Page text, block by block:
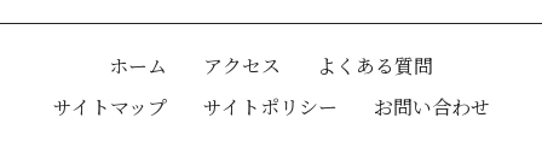
ホーム アクセス
よくある質問
サイトマップ
サイトポリシー お問い合わせ